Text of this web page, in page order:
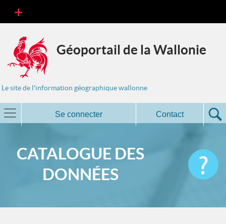
Géoportail de la Wallonie
Le site de l'information géographique wallonne
Se connecter Contact
CATALOGUE DES
DONNÉES